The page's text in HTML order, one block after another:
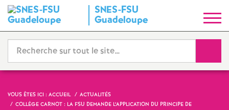
SNES-FSU
Guadeloupe
y
n
d
VOUS ÊTES ICI : ACCUEIL
ACTUALITÉS
COLLÈGE CARNOT : LA FSU DEMANDE L’APPLICATION DU PRINCIPE DE